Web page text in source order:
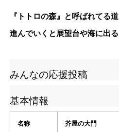
『トトロの森』と呼ばれてる道
進んでいくと展望台や海に出る
みんなの応援投稿
基本情報
名称 芥屋の大門